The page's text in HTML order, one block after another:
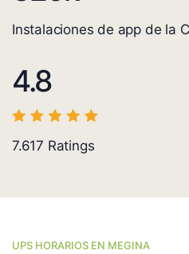
Instalaciones de app de la
4.8
7.617 Ratings
UPS HORARIOS EN MEGINA